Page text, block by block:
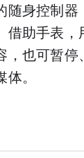
随身控制器
借助手表，
，也可暂停
。